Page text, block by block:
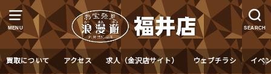
MENU SEARCH
買取について アクセス 求人（金沢店サイト） ウェブチラシ イベ